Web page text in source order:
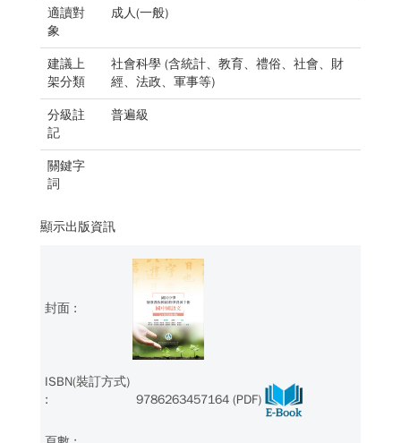
適讀對
象
成人(一般)
建議上
架分類
社會科學 (含統計、教育、禮俗、社會、財
經、法政、軍事等)
分級註
記
普遍級
關鍵字
詞
顯示出版資訊
9786263457164 (PDF)